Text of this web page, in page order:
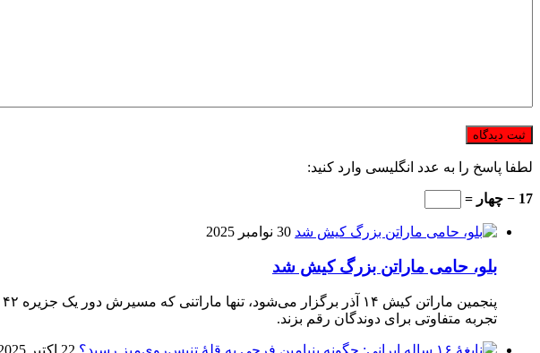
لطفا پاسخ را به عدد انگلیسی وارد کنید:
17 − چهار =
30 نوامبر 2025
بلو، حامی ماراتن بزرگ کیش شد
تجربه متفاوتی برای دوندگان رقم بزند.